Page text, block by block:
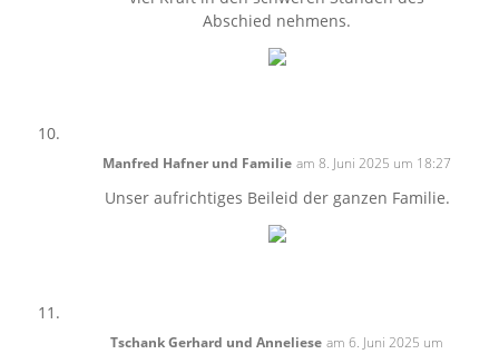
Abschied nehmens.
Manfred Hafner und Familie am 8. Juni 2025 um 18:27
Unser aufrichtiges Beileid der ganzen Familie.
Tschank Gerhard und Anneliese am 6. Juni 2025 um